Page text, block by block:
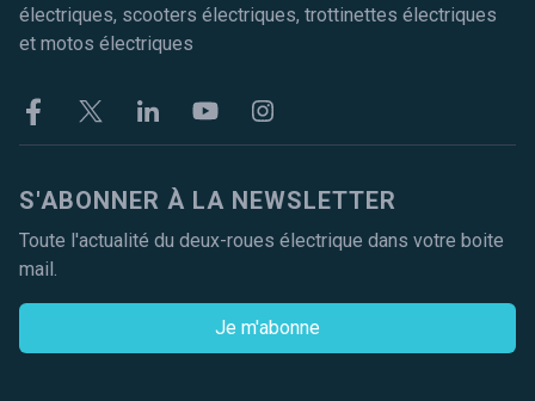
électriques, scooters électriques, trottinettes électriques
et motos électriques
FacebookTwitter LinkekinYoutubeInstagram
S'ABONNER À LA NEWSLETTER
Toute l'actualité du deux-roues électrique dans votre boite
mail.
Je m'abonne